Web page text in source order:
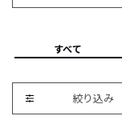
すべて
絞り込み